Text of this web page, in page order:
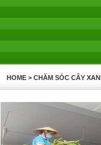
HOME > CHĂM SÓC CÂY